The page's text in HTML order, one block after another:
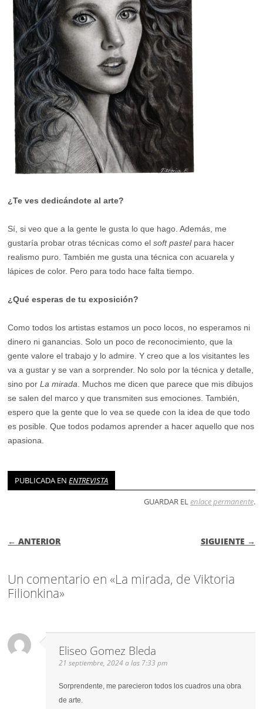
¿Te ves dedicándote al arte?
Sí, si veo que a la gente le gusta lo que hago. Además, me
gustaría probar otras técnicas como elsoft pastelpara hacer
realismo puro. También me gusta una técnica con acuarela y
lápices de color. Pero para todo hace falta tiempo.
¿Qué esperas de tu exposición?
Como todos los artistas estamos un poco locos, no esperamos ni
dinero ni ganancias. Solo un poco de reconocimiento, que la
gente valore el trabajo y lo admire. Y creo que a los visitantes les
va a gustar y se van a sorprender. No solo por la técnica y detalle,
sino porLa mirada . Muchos me dicen que parece que mis dibujos
se salen del marco y que transmiten sus emociones. También,
espero que la gente que lo vea se quede con la idea de que todo
es posible. Que todos podamos aprender a hacer aquello que nos
apasiona.
PUBLICADA ENENTREVISTA
GUARDAR EL enlace permanente.
NAVEGACIÓN DE ENTRADAS
← ANTERIOR SIGUIENTE →
Un comentario en «La mirada, de Viktoria
Filionkina»
Eliseo Gomez Bleda
21 septiembre, 2024 a las 7:33 pm
Sorprendente, me parecieron todos los cuadros una obra
de arte.